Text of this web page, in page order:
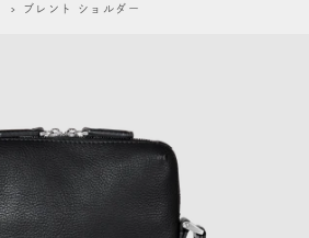
> ブレント ショルダー